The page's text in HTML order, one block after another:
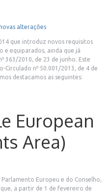
que introduz novos requisitos
e equiparados, ainda que já
363/2010, de 23 de junho. Este
nº 50.001/2013, de 4 de
destacamos as seguintes:
European
Area)
Europeu e do Conselho,
a partir de 1 de fevereiro de